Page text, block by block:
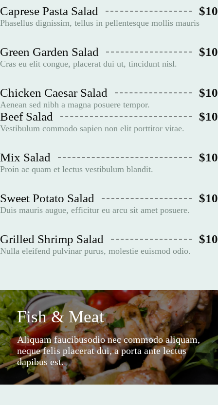
Caprese Pasta Salad $10
Phasellus dignissim, tellus in pellentesque mollis mauris
Green Garden Salad $10
Cras eu elit congue, placerat dui ut, tincidunt nisl.
Chicken Caesar Salad $10
Aenean sed nibh a magna posuere tempor.
Beef Salad $10
Vestibulum commodo sapien non elit porttitor vitae.
Mix Salad $10
Proin ac quam et lectus vestibulum blandit.
Sweet Potato Salad $10
Duis mauris augue, efficitur eu arcu sit amet posuere.
Grilled Shrimp Salad $10
Nulla eleifend pulvinar purus, molestie euismod odio.
Fish & Meat
Aliquam faucibusodio nec commodo aliquam,
neque felis placerat dui, a porta ante lectus
dapibus est.